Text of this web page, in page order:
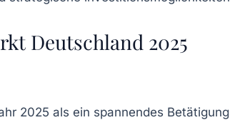
Deutschland 2025
2025 als ein spannendes